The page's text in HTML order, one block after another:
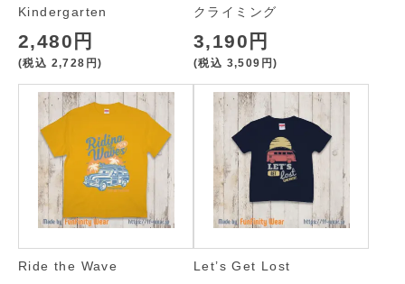
Kindergarten
2,480円
(税込 2,728円)
クライミング
3,190円
(税込 3,509円)
Ride the Wave Let’s Get Lost